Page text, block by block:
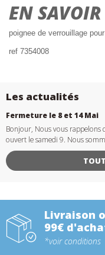
EN
poignee de verrouillage
ref 7354008
Les actualités
Fermeture le 8 et 14 Mai
Bonjour, Nous vous rappelons
ouvert le samedi 9. Nous
Livraison
99€
*voir conditions